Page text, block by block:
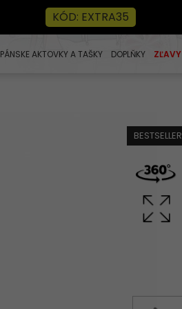
KÓD: EXTRA35
PÁNSKE AKTOVKY A TAŠKY DOPLŇKY ZĽAVY
BESTSELLER